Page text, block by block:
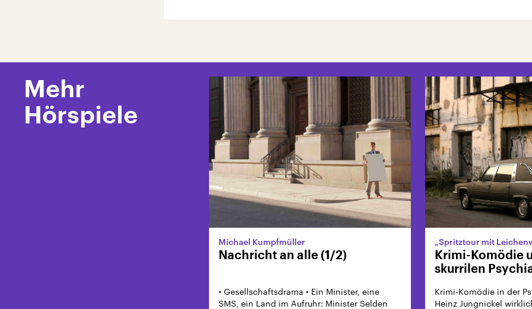
Mehr
Hörspiele
Michael Kumpfmüller
Nachricht an alle (1/2)
• Gesellschaftsdrama • Ein Minister, eine
SMS, ein Land im Aufruhr: Minister Selden
„Spritztour mit
Krimi-Komödie
skurrilen
Krimi-Komödie in der
Heinz Jungnickel